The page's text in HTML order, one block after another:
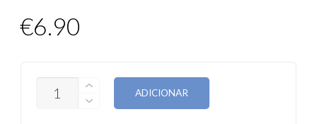
€6.90
QUANTIDADE
ADICIONAR